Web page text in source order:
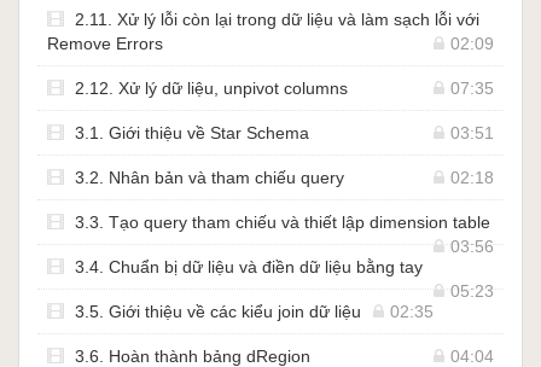
2.11. Xử lý lỗi còn lại trong dữ liệu và làm sạch lỗi với
Remove Errors
02:09
2.12. Xử lý dữ liệu, unpivot columns 07:35
3.1. Giới thiệu về Star Schema 03:51
3.2. Nhân bản và tham chiếu query 02:18
3.3. Tạo query tham chiếu và thiết lập dimension table
03:56
3.4. Chuẩn bị dữ liệu và điền dữ liệu bằng tay
05:23
3.5. Giới thiệu về các kiểu join dữ liệu
02:35
3.6. Hoàn thành bảng dRegion 04:04